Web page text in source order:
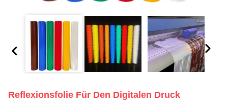
Reflexionsfolie Für Den Digitalen Druck